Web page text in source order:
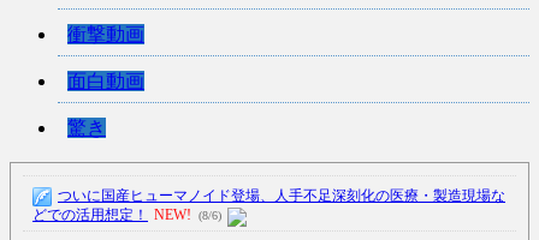
衝撃動画
面白動画
驚き
ついに国産ヒューマノイド登場、人手不足深刻化の医療・製造現場な
どでの活用想定！
NEW! (8/6)